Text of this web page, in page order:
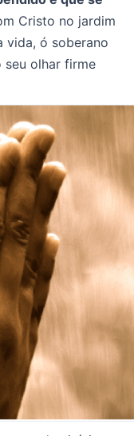
Cristo no jardim
vida, ó soberano
seu olhar firme